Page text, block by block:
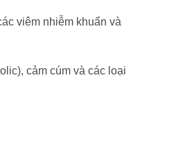
viêm nhiễm khuẩn và
cảm cúm và các loại